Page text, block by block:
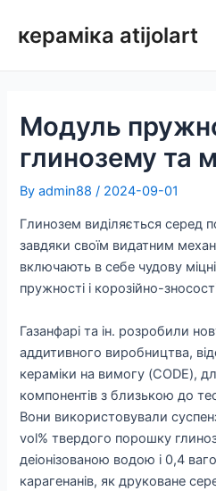
кераміка atijolart
Модуль
глинозему та
Byadmin88/ 2024-09-01
Глинозем виділяється серед
завдяки своїм видатним
включають в себе чудову
пружності і корозійно-
Газанфарі та ін. розробили
аддитивного виробництва,
кераміки на вимогу (CODE),
компонентів з близькою до
Вони використовували
vol% твердого порошку
деіонізованою водою і 0,4
карагенанів, як друковане